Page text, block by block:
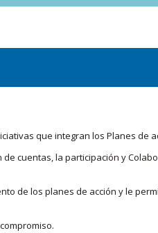
que integran los Planes de
cuentas, la participación y
de los planes de acción y le